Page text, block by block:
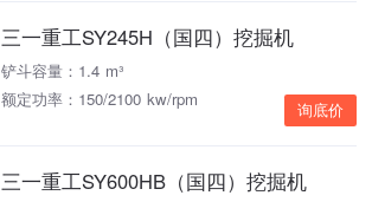
三一重工SY245H（国四）挖掘机
铲斗容量：1.4 m³
额定功率：150/2100 kw/rpm
询底价
三一重工SY600HB（国四）挖掘机